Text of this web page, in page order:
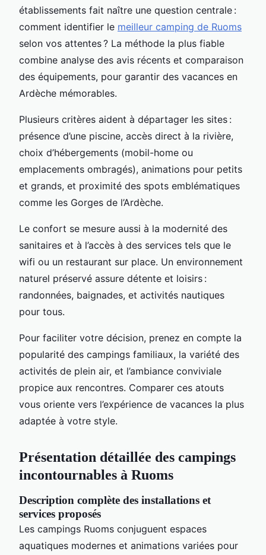
établissements fait naître une question centrale :
comment identifier le meilleur camping de Ruoms
selon vos attentes ? La méthode la plus fiable
combine analyse des avis récents et comparaison
des équipements, pour garantir des vacances en
Ardèche mémorables.
Plusieurs critères aident à départager les sites :
présence d’une piscine, accès direct à la rivière,
choix d’hébergements (mobil-home ou
emplacements ombragés), animations pour petits
et grands, et proximité des spots emblématiques
comme les Gorges de l’Ardèche.
Le confort se mesure aussi à la modernité des
sanitaires et à l’accès à des services tels que le
wifi ou un restaurant sur place. Un environnement
naturel préservé assure détente et loisirs :
randonnées, baignades, et activités nautiques
pour tous.
Pour faciliter votre décision, prenez en compte la
popularité des campings familiaux, la variété des
activités de plein air, et l’ambiance conviviale
propice aux rencontres. Comparer ces atouts
vous oriente vers l’expérience de vacances la plus
adaptée à votre style.
Présentation détaillée des campings
incontournables à Ruoms
Description complète des installations et
services proposés
Les campings Ruoms conjuguent espaces
aquatiques modernes et animations variées pour